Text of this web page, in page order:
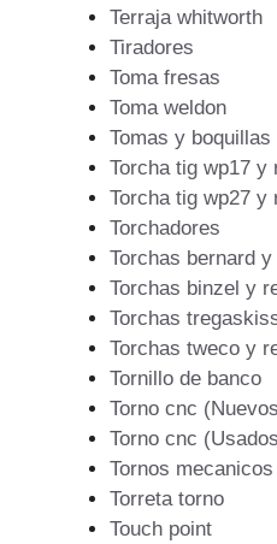
Terraja whitworth
Tiradores
Toma fresas
Toma weldon
Tomas y boquillas
Torcha tig wp17 y
Torcha tig wp27 y
Torchadores
Torchas bernard
Torchas binzel y
Torchas
Torchas tweco y
Tornillo de banco
Torno cnc
Torno cnc
Tornos
Torreta torno
Touch point